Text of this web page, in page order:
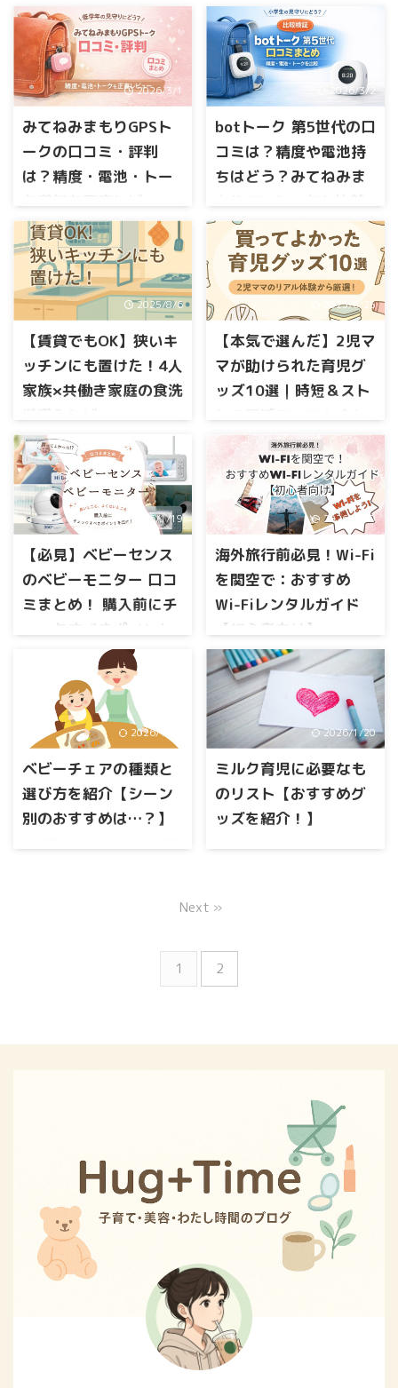
子どもの見守りGPSを探してい
ると「みてねみまもりGPSトー
ク」と「Botトーク」がよく比
較されていますよね。 どちら
も 位置情報が確認できる ボイ
スメッセージが送れる といっ
た機能があり「結局どっちを
選べばいいの？」と迷う方も
多いと思います。 実際に調べ
てみるとこの2つは似ているよ
サイズ・料金などに違いがあ
ります。 この記事では みてね
みまもりGPSトークとBotトー
クの違い 精度・電池・料金な
どの比較 どんな人にどちらが
おすすめか を分かりやすく解
説
見守りGPSを探していると、こ
こで迷いますよね。 第6世代は
「見守りウォレット機能」が
追加された最新モデル。で
も、第5世代でも十分なので
は？と気になる方も多いはず
です。 価格差はどれくらい？
月額は同じ？ 電車通学ならど
っち？ この記事では、botトー
ク第5世代と第6世代の違いを
わかりやすく比較し、通学ス
タイル別にどちらを選ぶべき
かを整理します。 読み終わる
ころには、「うちはこっち」
と迷わず決められる状態にな
ります。 botトーク第5世代と
第6世代の違いを比較｜まずは
わかる比較 ...
2026/3/1
みてねみまもりGPSト
ークの口コミ・評判
は？精度・電池・トー
ク機能を正直レビュー
小学生になったばかりの登下
校。習い事の行き帰り。キッ
ズ携帯はまだ早い気がするけ
ど、何も持たせないのも不
安。 そんなときに候補にあが
るのが、みてねみまもりGPSト
ークですよね。 ただ、口コミ
を見てみると 「位置がズレる
ことがある」 「電池の減りが
早い」 「トークが届かないこ
とがあった」 という声もあれ
ば、 「GPSが正確で安心でき
る」 「ボイスメッセージが本
当に助かる」 「もっと早く買
えばよかった」 という高評価
もあり、正直、迷ってしまい
ますよね。 この記事では、み
ミ・評判を徹 ...
2026/3/2
botトーク 第5世代の口
コミは？精度や電池持
ちはどう？みてねみま
もりGPSトークと比較
して検証
小学校入学や低学年の見守り
を考えたとき、位置情報だけ
でなく“連絡が取れる安心感”が
ほしくて気になっている方も
多いのではないでしょうか。
一方で GPSの精度は大丈夫？
ズレるって本当？ 電池持ちは
悪くない？ トークが届かない
という口コミもあるけど実際
どう？ みてねみまもりGPSト
ークとどっちがいい？ と、不
安や迷いも出てきますよね。
この記事では、botトーク 第5
世代の口コミを徹底的に整理
し、悪い評判・良い評判の両
方をわかりやすくまとめまし
た。 さらに、みてねみまもり
「どんな ...
2025/8/6
【賃貸でもOK】狭いキ
ッチンにも置けた！4人
家族×共働き家庭の食洗
機導入レビュー
（Panasonic NP-
TSP1）
「夕方は戦場」——食洗機がわ
が家を救った話 わが家は共働
き、子どもはふたり。 夕方に
なると、キッチンとお風呂を
行ったり来たり。夕飯のあと
にやってくる“第二のラッシ
ュ”に、毎日ヘトヘトでした。
特に困っていたのが、洗い物
とお風呂の準備が同時にでき
ないこと。 キッチンでお湯を
使うと、お風呂の給湯が極端
に少なくなってしまって、
「お皿を洗ってからじゃない
とお風呂が沸かせない」とい
う不便な状態。 子どもは眠た
くなるし、大人は焦るし…。
「もう少し、手が増えてくれ
日、思い切って食洗機を導入
2025/6/25
【本気で選んだ】2児マ
マが助けられた育児グ
ッズ10選｜時短＆スト
レス軽減アイテムまと
め
毎日の育児で、こんなふうに
感じたことはありませんか？
とくに2人育児になると、時間
も手も、気持ちの余裕も足り
なくて…私自身、「どうすれ
ば少しでもラクになるんだろ
う？」と何度も悩みました。
この記事では、そんな日々の
中で「これは買って正解だっ
た！」と心から思えた育児グ
ッズ10選をご紹介します。 読
めばきっと、「あ、これ今の
わが家にも必要だ…」と思え
るものに出会えるはず。 【実
体験】買ってよかった育児グ
ッズ10選 毎日の育児で「これ
があって助かった！」という
毎日に少しでも余裕をつく ...
2026/1/19
【必見】ベビーセンス
のベビーモニター 口コ
ミまとめ！ 購入前にチ
ェックすべきポイント
赤ちゃんが産まれたら、24時
間体制で目を離さずに見てい
たいものですよね。 しかし家
事や育児で目が回ると、つい
目を離してしまうことも。 そ
んな時に役立つのがベビーモ
ニターです。 はじめに：ベビ
ーセンス社のベビーモニター
の口コミ ベビーセンス社のベ
ビーモニターは、高画質・高
なりますよね。 そこで今回
ターの口コミを徹底調査し、
2026/1/19
海外旅行前必見！Wi-Fi
を関空で：おすすめ
Wi-Fiレンタルガイド
【初心者向け】
このような疑問にお答えしま
す。 この記事でわかること 海
外旅行でのWi-Fiの必要性 Wi-Fi
レンタルを選ぶ際のポイント
関空でのWi-Fiレンタルの手順
と方法 本記事では、海外旅行
に欠かせないWi-Fiの準備の必
要性、関空でのレンタル方
法、モバイルルーターとデー
タプランの選び方、そしてセ
合わせた戦略まで、海外旅行
供します。 1. 海外旅行のため
のWi-Fi準備 日本 ...
2026/1/19
ベビーチェアの種類と
選び方を紹介【シーン
別のおすすめは…？】
ではないでしょうか。 本記事
場面に合わせたベビーチェア
2026/1/20
ミルク育児に必要なも
のリスト【おすすめグ
ッズを紹介！】
なものリスト ミルク育児にお
すすめのグッズ 【予備知識】
→冷ます→飲ます→洗浄する
を最低限そろえておけば、ミ
ルク作りに困らず、洗浄・消
毒までできます。 ぜひ参考に
してくだ ...
1 2
Next »